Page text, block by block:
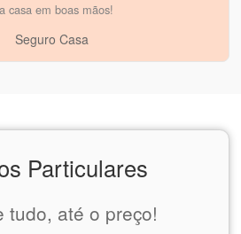
casa em boas mãos!
Particulares
tudo, até o preço!